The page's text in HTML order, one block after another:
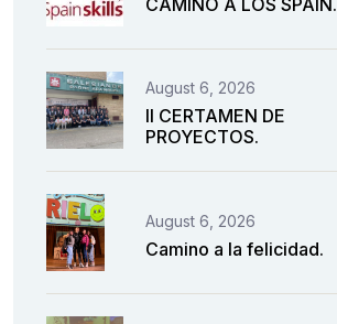
August 6, 2026
II CERTAMEN DE
PROYECTOS.
August 6, 2026
Camino a la felicidad.